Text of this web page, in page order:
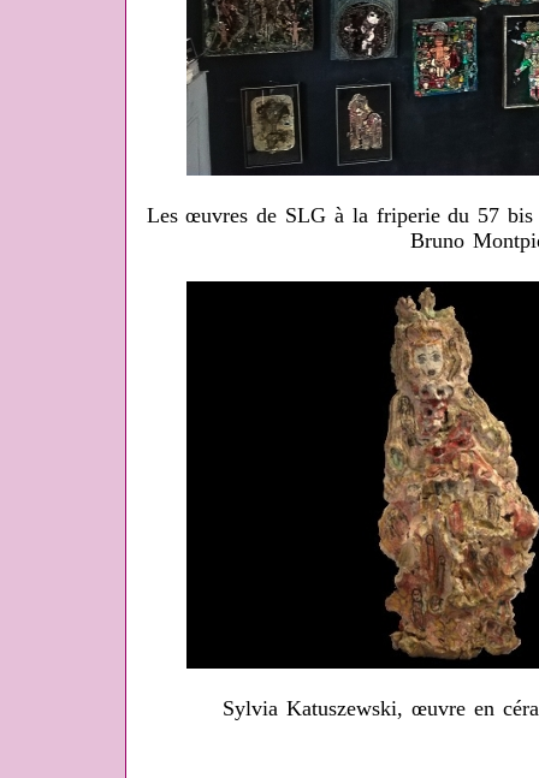
Les œuvres de SLG à la friperie du 57 bis
Bruno
Sylvia Katuszewski, œuvre en